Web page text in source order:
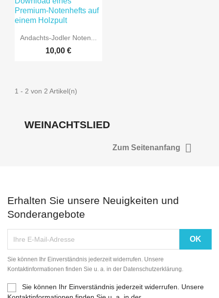
Andachts-Jodler Noten...
10,00 €
NUR ONLINE
ERHÄLTLICH
1 - 2 von 2 Artikel(n)
WEINACHTSLIED
Zum Seitenanfang 
Erhalten Sie unsere Neuigkeiten und
Sonderangebote
Sie können Ihr Einverständnis jederzeit widerrufen. Unsere
Kontaktinformationen finden Sie u. a. in der Datenschutzerklärung.
Sie können Ihr Einverständnis jederzeit widerrufen. Unsere